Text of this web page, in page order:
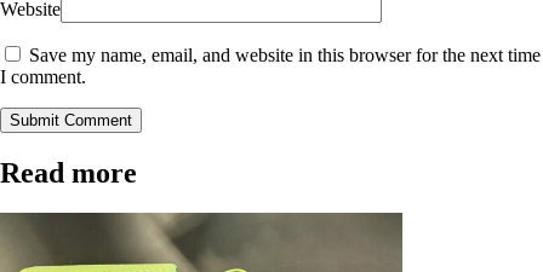
Website
Save my name, email, and website in this browser for the next time
I comment.
Submit Comment
Read more